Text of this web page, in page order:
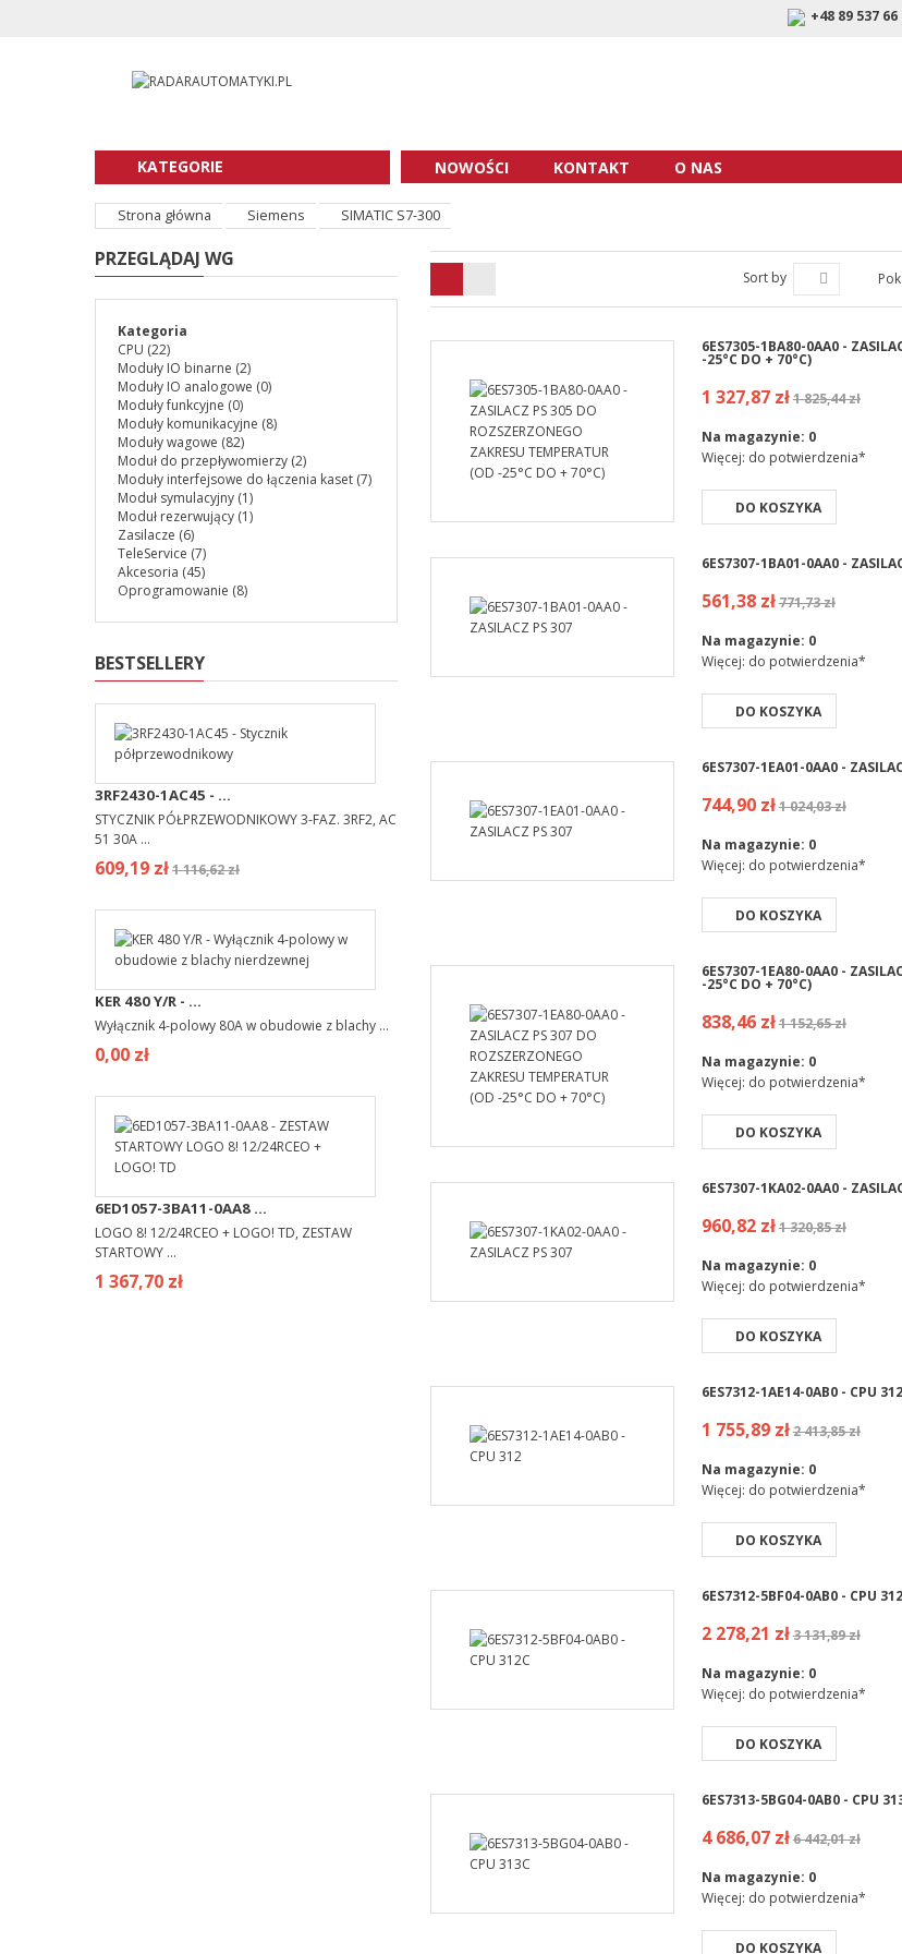
+48 89 537 66
KATEGORIE NOWOŚCI KONTAKT O NAS
Strona główna Siemens SIMATIC S7-300
PRZEGLĄDAJ WG
Kategoria
CPU (22)
Moduły IO binarne (2)
Moduły IO analogowe (0)
Moduły funkcyjne (0)
Moduły komunikacyjne (8)
Moduły wagowe (82)
Moduł do przepływomierzy (2)
Moduły interfejsowe do łączenia kaset (7)
Moduł symulacyjny (1)
Moduł rezerwujący (1)
Zasilacze (6)
TeleService (7)
Akcesoria (45)
Oprogramowanie (8)
BESTSELLERY
3RF2430-1AC45 - ...
STYCZNIK PÓŁPRZEWODNIKOWY 3-FAZ. 3RF2, AC
51 30A ...
609,19 zł1 116,62 zł
KER 480 Y/R - ...
Wyłącznik 4-polowy 80A w obudowie z blachy ...
0,00 zł
6ED1057-3BA11-0AA8 ...
LOGO 8! 12/24RCEO + LOGO! TD, ZESTAW
STARTOWY ...
1 367,70 zł
Sort by
6ES7305-1BA80-0AA0 -
-25°C DO + 70°C)
1 327,87 zł1 825,44 zł
Na magazynie: 0
Więcej: do potwierdzenia*
DO KOSZYKA
6ES7307-1BA01-0AA0 -
561,38 zł771,73 zł
Na magazynie: 0
Więcej: do potwierdzenia*
DO KOSZYKA
6ES7307-1EA01-0AA0 -
744,90 zł1 024,03 zł
Na magazynie: 0
Więcej: do potwierdzenia*
DO KOSZYKA
6ES7307-1EA80-0AA0 -
-25°C DO + 70°C)
838,46 zł1 152,65 zł
Na magazynie: 0
Więcej: do potwierdzenia*
DO KOSZYKA
6ES7307-1KA02-0AA0 -
960,82 zł1 320,85 zł
Na magazynie: 0
Więcej: do potwierdzenia*
DO KOSZYKA
6ES7312-1AE14-0AB0 - CPU 312
1 755,89 zł2 413,85 zł
Na magazynie: 0
Więcej: do potwierdzenia*
DO KOSZYKA
6ES7312-5BF04-0AB0 - CPU
2 278,21 zł3 131,89 zł
Na magazynie: 0
Więcej: do potwierdzenia*
DO KOSZYKA
6ES7313-5BG04-0AB0 - CPU
4 686,07 zł6 442,01 zł
Na magazynie: 0
Więcej: do potwierdzenia*
DO KOSZYKA